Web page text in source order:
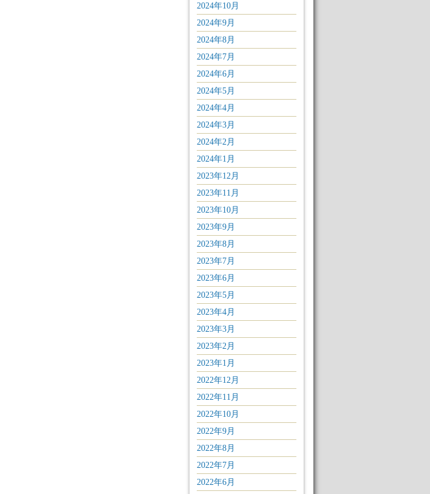
2024年10月
2024年9月
2024年8月
2024年7月
2024年6月
2024年5月
2024年4月
2024年3月
2024年2月
2024年1月
2023年12月
2023年11月
2023年10月
2023年9月
2023年8月
2023年7月
2023年6月
2023年5月
2023年4月
2023年3月
2023年2月
2023年1月
2022年12月
2022年11月
2022年10月
2022年9月
2022年8月
2022年7月
2022年6月